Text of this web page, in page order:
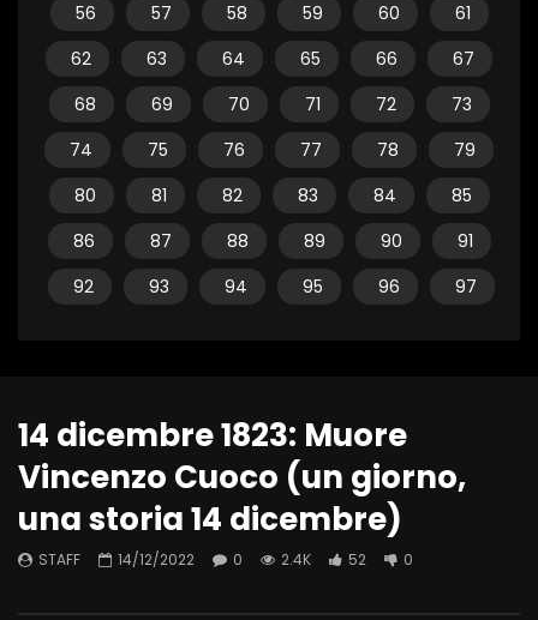
56
57 58 59 60
61
62
63 64 65 66
67
68
69 70 71 72
73
74
75 76 77 78
79
80
81 82 83 84
85
86
87 88 89 90
91
92
93 94 95 96 97
14 dicembre 1823: Muore
Vincenzo Cuoco (un giorno,
una storia 14 dicembre)
STAFF 14/12/2022 0 2.4K 52 0